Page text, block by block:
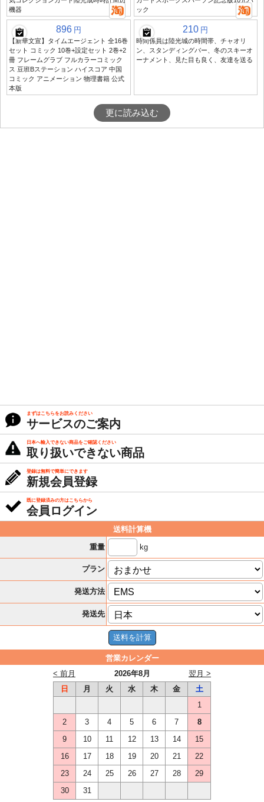
機器
ック
896 円
【新華文宣】タイムエージェント 全16巻
セット コミック 10巻+設定セット 2巻+2
冊 フレームグラブ フルカラーコミック
ス 豆班Bステーション ハイスコア 中国
コミック アニメーション 物理書籍 公式
本版
210 円
時間係員は陸光城の時間帯、チャオリ
ン、スタンディングバー、冬のスキーオ
ーナメント、見た目も良く、友達を送る
更に読み込む
まずはこちらをお読みください
サービスのご案内
日本へ輸入できない商品をご確認ください
取り扱いできない商品
登録は無料で簡単にできます
新規会員登録
既に登録済みの方はこちらから
会員ログイン
送料計算機
重量
kg
プラン
発送方法
発送先
営業カレンダー
2026年8月
< 前月
翌月 >
日
月 火 水 木 金
土
1
2
3 4 5 6 7
8
9
10 11 12 13 14
15
16
17 18 19 20 21
22
23
24 25 26 27 28
29
30
31